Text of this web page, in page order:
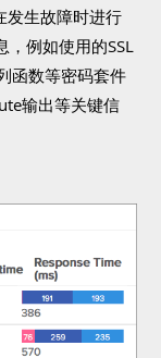
发生故障时进行
例如使用的SSL
函数等密码套件
输出等关键信